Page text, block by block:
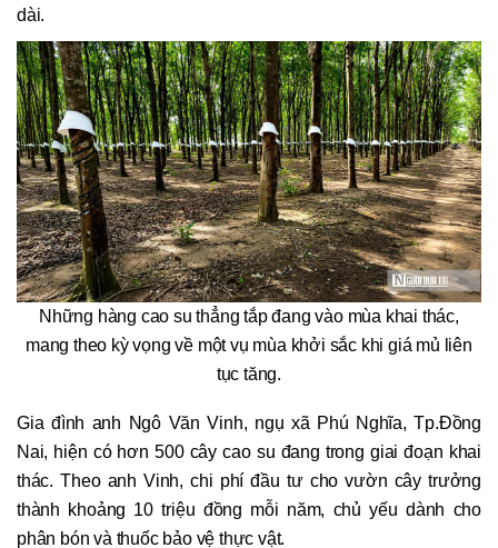
dài.
Những hàng cao su thẳng tắp đang vào mùa khai thác,
mang theo kỳ vọng về một vụ mùa khởi sắc khi giá mủ liên
tục tăng.
Gia đình anh Ngô Văn Vinh, ngụ xã Phú Nghĩa, Tp.Đồng
Nai, hiện có hơn 500 cây cao su đang trong giai đoạn khai
thác. Theo anh Vinh, chi phí đầu tư cho vườn cây trưởng
thành khoảng 10 triệu đồng mỗi năm, chủ yếu dành cho
phân bón và thuốc bảo vệ thực vật.